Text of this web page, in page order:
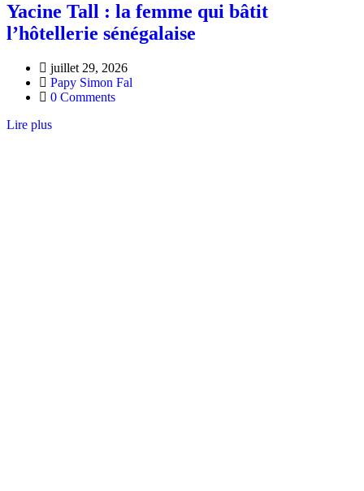
Yacine Tall : la femme qui bâtit
l’hôtellerie sénégalaise
juillet 29, 2026
Papy Simon Fal
0 Comments
Lire plus